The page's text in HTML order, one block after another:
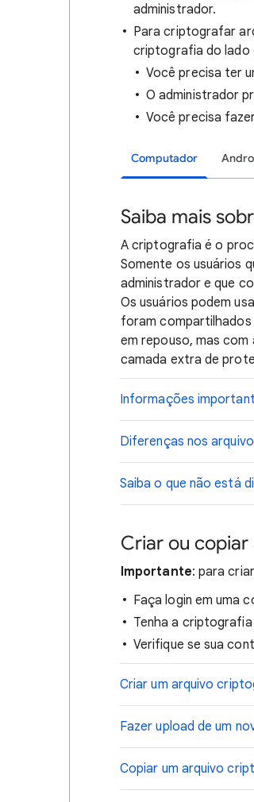
administrador.
Para criptografar
criptografia do lado
Você precisa ter
O administrador
Você precisa
Computador
Saiba mais
A criptografia é o
Somente os usuários
administrador e que
Os usuários podem
foram
em repouso, mas
camada extra de
Informações
Diferenças nos
Saiba o que não está
Criar ou
Importante: para
Faça login em uma
Tenha a
Verifique se sua
Criar um arquivo
Fazer upload de um
Copiar um arquivo